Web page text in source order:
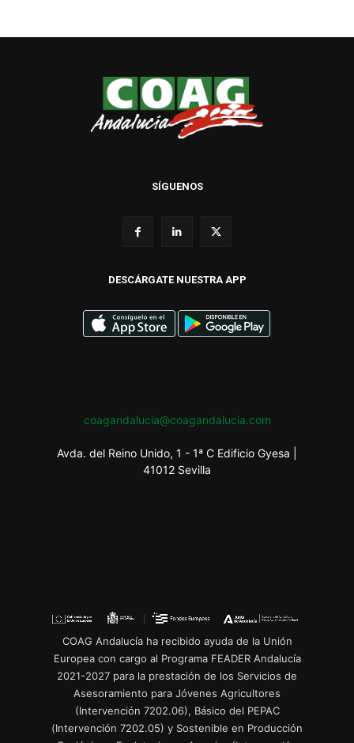
SÍGUENOS
DESCÁRGATE NUESTRA APP
coagandalucia@coagandalucia.com
Avda. del Reino Unido, 1 - 1ª C Edificio Gyesa |
41012 Sevilla
COAG Andalucía ha recibido ayuda de la Unión
Europea con cargo al Programa FEADER Andalucía
2021-2027 para la prestación de los Servicios de
Asesoramiento para Jóvenes Agricultores
(Intervención 7202.06), Básico del PEPAC
(Intervención 7202.05) y Sostenible en Producción